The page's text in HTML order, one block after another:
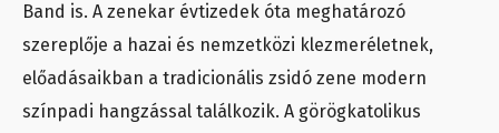
Band is. A zenekar évtizedek óta meghatározó
szereplője a hazai és nemzetközi klezmeréletnek,
előadásaikban a tradicionális zsidó zene modern
színpadi hangzással találkozik. A görögkatolikus